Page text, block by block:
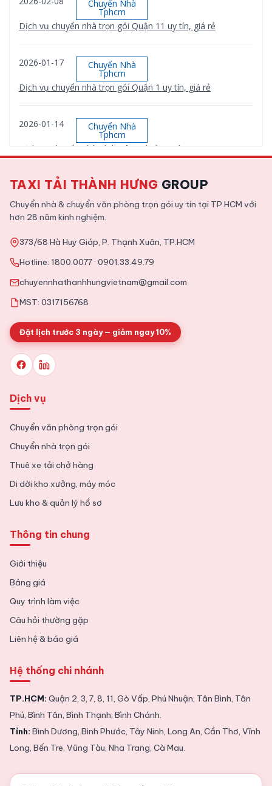
Chuyển Nhà
Tphcm
Dịch vụ chuyển nhà trọn gói Quận 11 uy tín, giá rẻ
2026-01-17 Chuyển Nhà
Tphcm
Dịch vụ chuyển nhà trọn gói Quận 1 uy tín, giá rẻ
2026-01-14 Chuyển Nhà
Tphcm
Dịch vụ chuyển nhà Bình Tân giá rẻ, uy tín
2026-01-12 Chuyển Nhà
Dịch vụ chuyển nhà trọn gói Quận 9 uy tín, giá rẻ
2025-11-09
Tin Tức
Tổng hợp kinh nghiệm chuyển văn phòng chi tiết từ A tới Z
TAXI TẢI THÀNH HƯNG GROUP
Chuyển nhà & chuyển văn phòng trọn gói uy tín tại TP.HCM với
hơn 28 năm kinh nghiệm.
373/68 Hà Huy Giáp, P. Thạnh Xuân, TP.HCM
Hotline: 1800.0077 · 0901.33.49.79
chuyennhathanhhungvietnam@gmail.com
MST: 0317156768
Đặt lịch trước 3 ngày — giảm ngay 10%
Dịch vụ
Chuyển văn phòng trọn gói
Chuyển nhà trọn gói
Thuê xe tải chở hàng
Di dời kho xưởng, máy móc
Lưu kho & quản lý hồ sơ
Thông tin chung
Giới thiệu
Bảng giá
Quy trình làm việc
Câu hỏi thường gặp
Liên hệ & báo giá
Hệ thống chi nhánh
TP.HCM: Quận 2, 3, 7, 8, 11, Gò Vấp, Phú Nhuận, Tân Bình, Tân
Phú, Bình Tân, Bình Thạnh, Bình Chánh.
Tỉnh: Bình Dương, Bình Phước, Tây Ninh, Long An, Cần Thơ, Vĩnh
Long, Bến Tre, Vũng Tàu, Nha Trang, Cà Mau.